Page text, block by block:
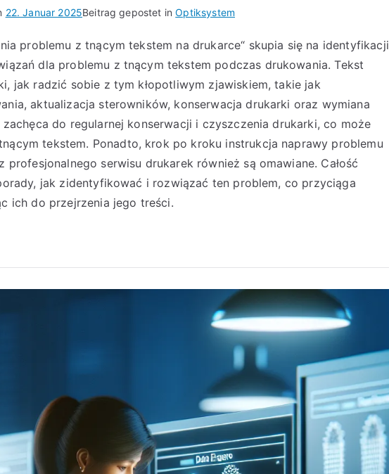
22. Januar 2025Beitrag gepostet inOptiksystem
problemu z tnącym tekstem na drukarce“ skupia się na identyfikacji
dla problemu z tnącym tekstem podczas drukowania. Tekst
jak radzić sobie z tym kłopotliwym zjawiskiem, takie jak
aktualizacja sterowników, konserwacja drukarki oraz wymiana
do regularnej konserwacji i czyszczenia drukarki, co może
tekstem. Ponadto, krok po kroku instrukcja naprawy problemu
serwisu drukarek również są omawiane. Całość
jak zidentyfikować i rozwiązać ten problem, co przyciąga
ich do przejrzenia jego treści.